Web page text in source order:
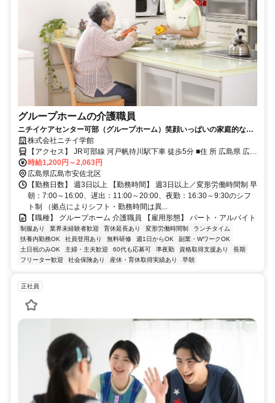
グループホームの介護職員
ニチイケアセンター可部（グループホーム）笑顔いっぱいの家庭的な雰
囲気での介護のお仕事、始めてみませんか？
株式会社ニチイ学館
【アクセス】 JR可部線 河戸帆待川駅下車 徒歩5分 ■住 所 広島県 広島
市安佐北区 亀山二丁目15番33号 ■アクセス JR可部線 河戸帆待川駅下
車 徒歩5分
時給1,200円～2,063円
広島県広島市安佐北区
【勤務日数】 週3日以上 【勤務時間】 週3日以上／変形労働時間制 早
朝：7:00～16:00、遅出：11:00～20:00、夜勤：16:30～9:30のシフ
ト制 （拠点によりシフト・勤務時間は異...
【職種】 グループホーム 介護職員 【雇用形態】 パート・アルバイト
制服あり 業界未経験者歓迎 育休延長あり 変形労働時間制
ランチタイム
扶養内勤務OK
社員登用あり 無料研修 週1日からOK
副業・WワークOK
土日祝のみOK
主婦・主夫歓迎 60代も応募可 準夜勤 資格取得支援あり
長期
フリーター歓迎
社会保険あり 産休・育休取得実績あり 早朝
正社員